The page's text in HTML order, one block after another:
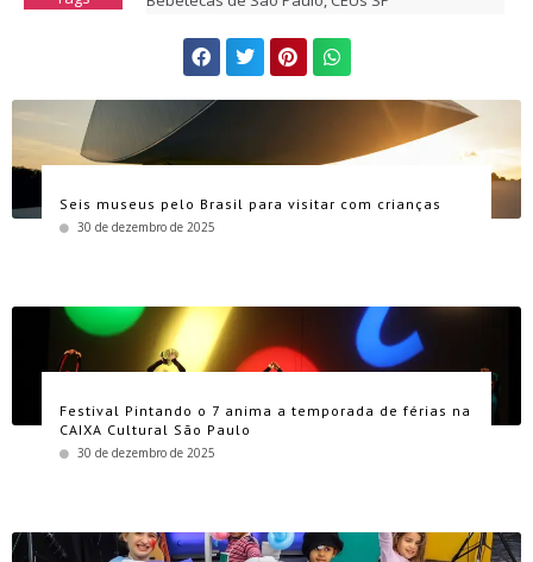
Seis museus pelo Brasil para visitar com crianças
30 de dezembro de 2025
Festival Pintando o 7 anima a temporada de férias na
CAIXA Cultural São Paulo
30 de dezembro de 2025